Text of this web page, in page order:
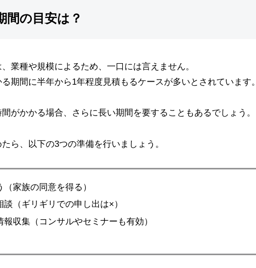
間の目安は？
業種や規模によるため、一口には言えません。
期間に半年から1年程度見積もるケースが多いとされています。
がかかる場合、さらに長い期間を要することもあるでしょう。
ら、以下の3つの準備を行いましょう。
家族の同意を得る）
（ギリギリでの申し出は×）
報収集（コンサルやセミナーも有効）